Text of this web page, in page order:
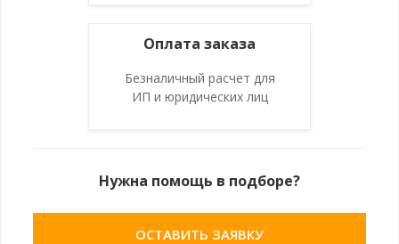
Оплата заказа
Безналичный расчет для
ИП и юридических лиц
Нужна помощь в подборе?
ОСТАВИТЬ ЗАЯВКУ